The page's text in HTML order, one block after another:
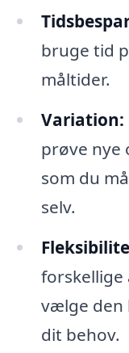
bruge tid
måltider.
Variation:
prøve nye
som du
selv.
forskellige
vælge den
dit behov.